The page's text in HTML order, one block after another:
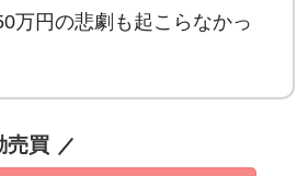
万円の悲劇も起こらなかっ
売買